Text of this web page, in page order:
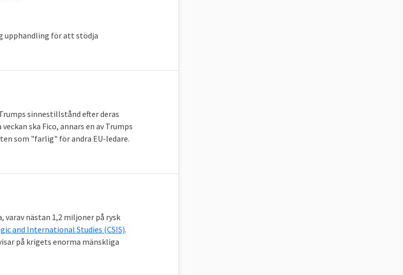
upphandling för att stödja
sinnestillstånd efter deras
ska Fico, annars en av Trumps
som "farlig" för andra EU-ledare.
nästan 1,2 miljoner på rysk
and International Studies (CSIS).
på krigets enorma mänskliga